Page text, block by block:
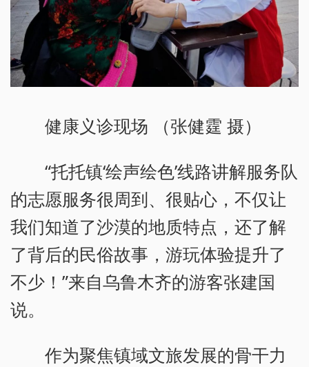
健康义诊现场 （张健霆 摄）
“托托镇‘绘声绘色’线路讲解服务队
的志愿服务很周到、很贴心，不仅让
我们知道了沙漠的地质特点，还了解
了背后的民俗故事，游玩体验提升了
不少！”来自乌鲁木齐的游客张建国
说。
作为聚焦镇域文旅发展的骨干力